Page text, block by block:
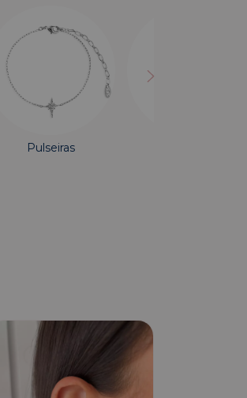
Pulseiras